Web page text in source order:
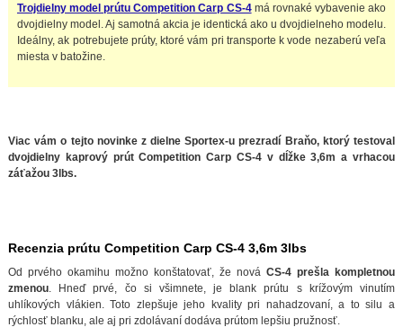
Trojdielny model prútu Competition Carp CS-4má rovnaké vybavenie ako
dvojdielny model. Aj samotná akcia je identická ako u dvojdielneho modelu.
Ideálny, ak potrebujete prúty, ktoré vám pri transporte k vode nezaberú veľa
miesta v batožine.
Viac vám o tejto novinke z dielne Sportex-u prezradí Braňo, ktorý testoval
dvojdielny kaprový prút Competition Carp CS-4 v dĺžke 3,6m a vrhacou
záťažou 3lbs.
Recenzia prútu Competition Carp CS-4 3,6m 3lbs
Od prvého okamihu možno konštatovať, že nováCS-4 prešla kompletnou
zmenou. Hneď prvé, čo si všimnete, je blank prútu s krížovým vinutím
uhlíkových vlákien. Toto zlepšuje jeho kvality pri nahadzovaní, a to silu a
rýchlosť blanku, ale aj pri zdolávaní dodáva prútom lepšiu pružnosť.